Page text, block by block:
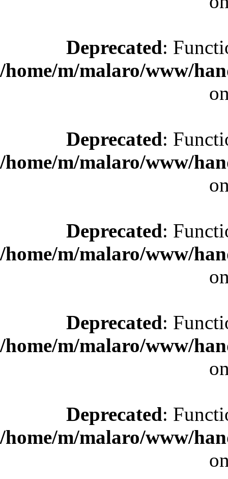
Deprecated:
/home/m/malaro/www/
Deprecated:
/home/m/malaro/www/
Deprecated:
/home/m/malaro/www/
Deprecated:
/home/m/malaro/www/
Deprecated:
/home/m/malaro/www/